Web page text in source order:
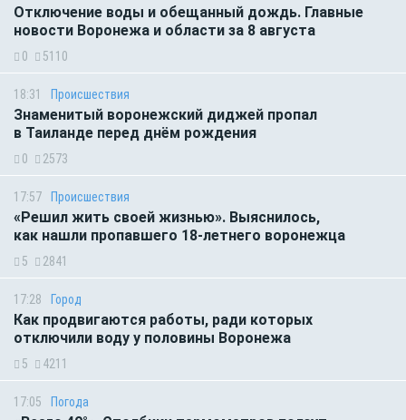
Отключение воды и обещанный дождь. Главные
новости Воронежа и области за 8 августа
0 5110
18:31 Происшествия
Знаменитый воронежский диджей пропал
в Таиланде перед днём рождения
0 2573
17:57 Происшествия
«Решил жить своей жизнью». Выяснилось,
как нашли пропавшего 18-летнего воронежца
5 2841
17:28 Город
Как продвигаются работы, ради которых
отключили воду у половины Воронежа
5 4211
17:05 Погода